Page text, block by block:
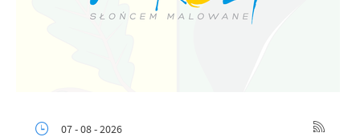
07 - 08 - 2026